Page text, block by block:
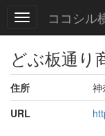
ココシル
どぶ板通り
住所
神
URL